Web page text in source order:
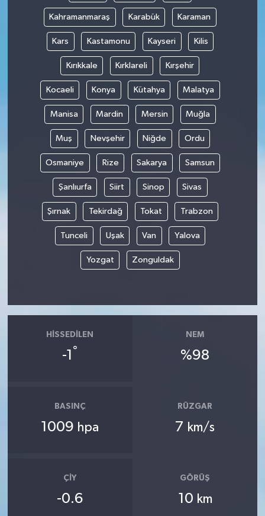
Kahramanmaraş Karabük Karaman
Kars Kastamonu Kayseri Kilis
Kırıkkale Kırklareli Kırşehir
Kocaeli Konya Kütahya Malatya
Manisa Mardin Mersin Muğla
Muş Nevşehir Niğde Ordu
Osmaniye Rize Sakarya Samsun
Şanlıurfa Siirt Sinop Sivas
Şırnak Tekirdağ Tokat Trabzon
Tunceli Uşak Van Yalova
Yozgat Zonguldak
HISSEDILEN
-1 °
NEM
%98
BASINÇ
1009 hpa
RÜZGAR
7 km/s
ÇIY
-0.6
GÖRÜŞ
10 km